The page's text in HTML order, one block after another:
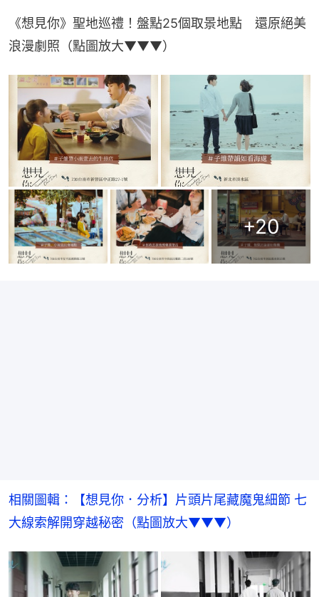
《想見你》聖地巡禮！盤點25個取景地點　還原絕美
浪漫劇照（點圖放大▼▼▼）
+20
相關圖輯：【想見你．分析】片頭片尾藏魔鬼細節 七
大線索解開穿越秘密（點圖放大▼▼▼）